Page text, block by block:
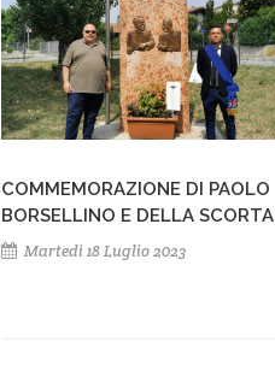
COMMEMORAZIONE DI PAOLO
BORSELLINO E DELLA SCORTA
Martedì 18 Luglio 2023